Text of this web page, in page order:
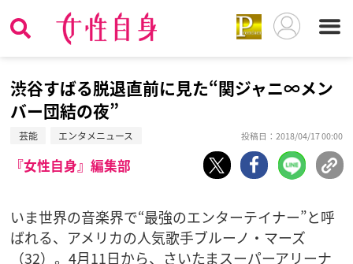
渋谷すばる脱退直前に見た“関ジャニ∞メン
バー団結の夜”
芸能 エンタメニュース 投稿日：2018/04/17 00:00
『女性自身』編集部
いま世界の音楽界で“最強のエンターテイナー”と呼
ばれる、アメリカの人気歌手ブルーノ・マーズ
（32）。4月11日から、さいたまスーパーアリーナ